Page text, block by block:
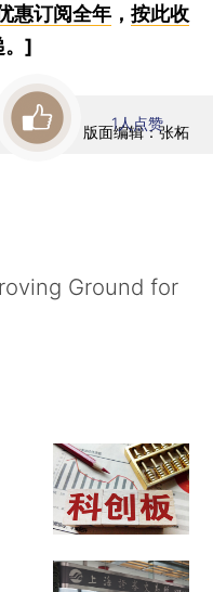
惠订阅全年， 按此收
。]
版面编辑：张柘
1人点赞
Ground for